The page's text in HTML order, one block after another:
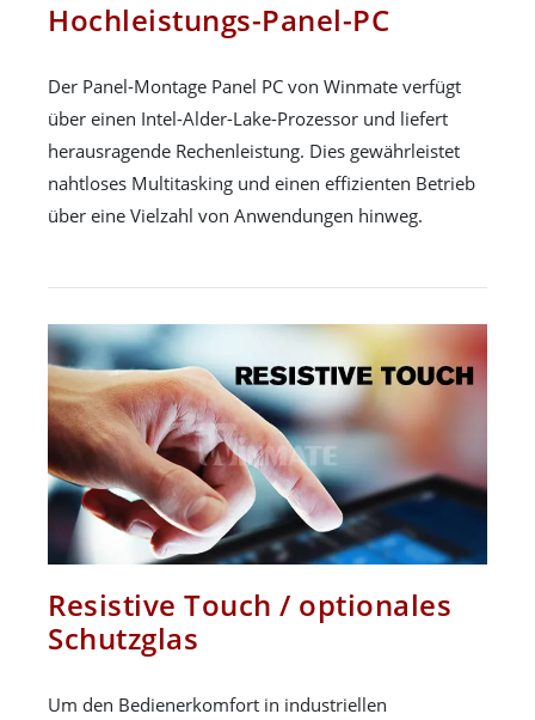
Hochleistungs-Panel-PC
Der Panel-Montage Panel PC von Winmate verfügt
über einen Intel-Alder-Lake-Prozessor und liefert
herausragende Rechenleistung. Dies gewährleistet
nahtloses Multitasking und einen effizienten Betrieb
über eine Vielzahl von Anwendungen hinweg.
Resistive Touch / optionales
Schutzglas
Um den Bedienerkomfort in industriellen